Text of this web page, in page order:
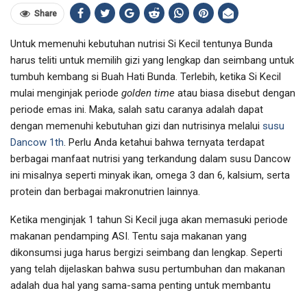
Share
Untuk memenuhi kebutuhan nutrisi Si Kecil tentunya Bunda
harus teliti untuk memilih gizi yang lengkap dan seimbang untuk
tumbuh kembang si Buah Hati Bunda. Terlebih, ketika Si Kecil
mulai menginjak periode golden time atau biasa disebut dengan
periode emas ini. Maka, salah satu caranya adalah dapat
dengan memenuhi kebutuhan gizi dan nutrisinya melalui susu
Dancow 1th. Perlu Anda ketahui bahwa ternyata terdapat
berbagai manfaat nutrisi yang terkandung dalam susu Dancow
ini misalnya seperti minyak ikan, omega 3 dan 6, kalsium, serta
protein dan berbagai makronutrien lainnya.
Ketika menginjak 1 tahun Si Kecil juga akan memasuki periode
makanan pendamping ASI. Tentu saja makanan yang
dikonsumsi juga harus bergizi seimbang dan lengkap. Seperti
yang telah dijelaskan bahwa susu pertumbuhan dan makanan
adalah dua hal yang sama-sama penting untuk membantu